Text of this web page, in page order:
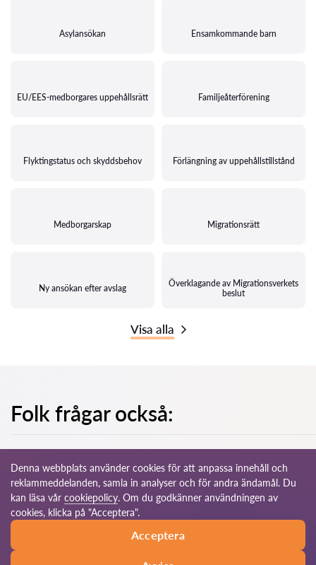
Asylansökan Ensamkommande barn
EU/EES-medborgares uppehållsrätt Familjeåterförening
Flyktingstatus och skyddsbehov Förlängning av uppehållstillstånd
Medborgarskap Migrationsrätt
Ny ansökan efter avslag
Överklagande av Migrationsverkets
beslut
Visa alla
Folk frågar också:
© 2026 Advokat-se.com
Användarvillkor Vårt globala nätverk
Denna webbplats använder cookies för att anpassa innehåll och
reklammeddelanden, samla in analyser och för andra ändamål. Du
kan läsa vår cookiepolicy. Om du godkänner användningen av
cookies, klicka på "Acceptera".
Acceptera